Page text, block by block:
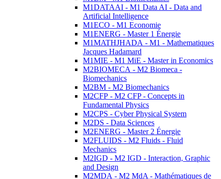
M1DATAAI - M1 Data AI - Data and
Artificial Intelligence
M1ECO - M1 Economie
M1ENERG - Master 1 Énergie
M1MATHJHADA - M1 - Mathematiques
Jacques Hadamard
M1MIE - M1 MiE - Master in Economics
M2BIOMECA - M2 Biomeca -
Biomechanics
M2BM - M2 Biomechanics
M2CFP - M2 CFP - Concepts in
Fundamental Physics
M2CPS - Cyber Physical System
M2DS - Data Sciences
M2ENERG - Master 2 Énergie
M2FLUIDS - M2 Fluids - Fluid
Mechanics
M2IGD - M2 IGD - Interaction, Graphic
and Design
M2MDA - M2 MdA - Mathématiques de